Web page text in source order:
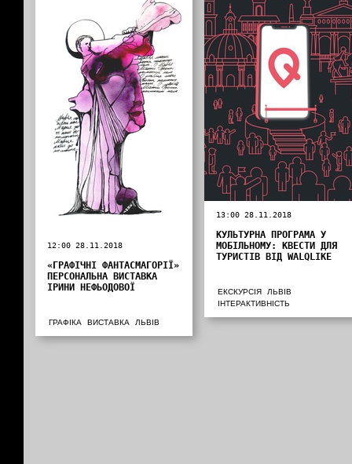
13:00 28.11.2018
КУЛЬТУРНА ПРОГРАМА У
МОБІЛЬНОМУ: КВЕСТИ ДЛЯ
ТУРИСТІВ ВІД WALQLIKE
ЕКСКУРСІЯ
ЛЬВІВ
ІНТЕРАКТИВНІСТЬ
12:00 28.11.2018
«ГРАФІЧНІ ФАНТАСМАГОРІЇ»
ПЕРСОНАЛЬНА ВИСТАВКА
ІРИНИ НЕФЬОДОВОЇ
ГРАФІКА ВИСТАВКА ЛЬВІВ